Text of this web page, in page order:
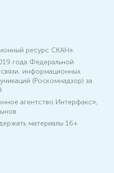
ресурс СКАН».
года Федеральной
информационных
(Роскомнадзор) за
агентство Интерфакс»,
материалы 16+